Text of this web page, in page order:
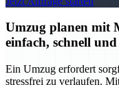
Umzug planen mit
einfach, schnell und
Ein Umzug erfordert
stressfrei zu verlaufen.